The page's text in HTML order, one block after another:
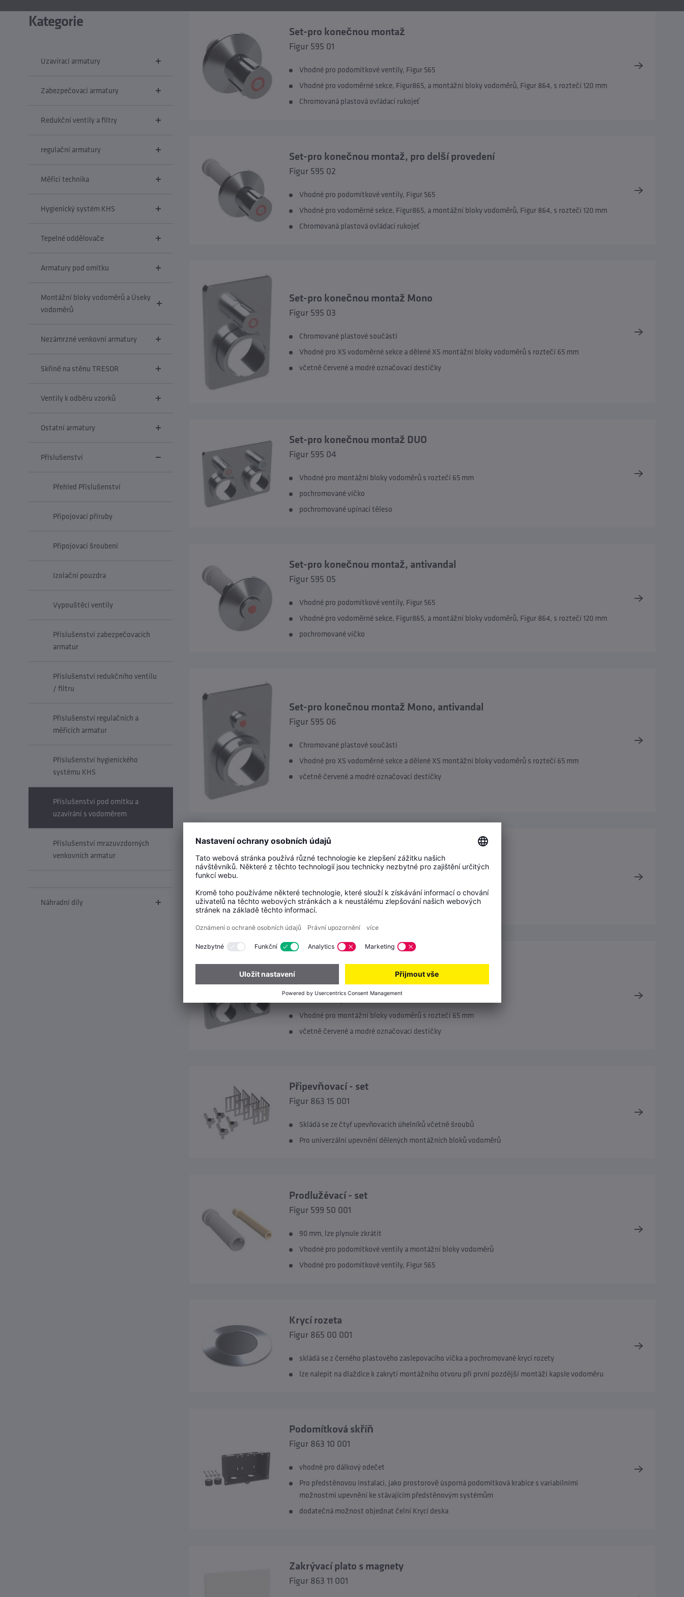
Kategorie
Uzavírací armatury
Zabezpečovací armatury
Redukční ventily a filtry
regulační armatury
Měřicí technika
Hygienický systém KHS
Tepelné oddělovače
Armatury pod omítku
Montážní bloky vodoměrů a Úseky
vodoměrů
Nezámrzné venkovní armatury
Skříně na stěnu TRESOR
Ventily k odběru vzorků
Ostatní armatury
Příslušenství
Přehled Příslušenství
Připojovací příruby
Připojovací šroubení
Izolační pouzdra
Vypouštěcí ventily
Příslušenství zabezpečovacích
armatur
Příslušenství redukčního ventilu
/ filtru
Příslušenství regulačních a
měřicích armatur
Příslušenství hygienického
systému KHS
Příslušenství pod omítku a
uzavírání s vodoměrem
Příslušenství mrazuvzdorných
venkovních armatur
Náhradní díly
Set-pro konečnou montaž
Figur 595 01
Vhodné pro podomítkové ventily, Figur 565
Vhodné pro vodoměrné sekce, Figur865, a montážní bloky vodoměrů, Figur 864, s roztečí 120 mm
Chromovaná plastová ovládací rukojeť
Set-pro konečnou montaž, pro delší provedení
Figur 595 02
Vhodné pro podomítkové ventily, Figur 565
Vhodné pro vodoměrné sekce, Figur865, a montážní bloky vodoměrů, Figur 864, s roztečí 120 mm
Chromovaná plastová ovládací rukojeť
Set-pro konečnou montaž Mono
Figur 595 03
Chromované plastové součásti
Vhodné pro XS vodoměrné sekce a dělené XS montážní bloky vodoměrů s roztečí 65 mm
včetně červené a modré označovací destičky
Set-pro konečnou montaž DUO
Figur 595 04
Vhodné pro montážní bloky vodoměrů s roztečí 65 mm
pochromované víčko
pochromované upínací těleso
Set-pro konečnou montaž, antivandal
Figur 595 05
Vhodné pro podomítkové ventily, Figur 565
Vhodné pro vodoměrné sekce, Figur865, a montážní bloky vodoměrů, Figur 864, s roztečí 120 mm
pochromované víčko
Set-pro konečnou montaž Mono, antivandal
Figur 595 06
Chromované plastové součásti
Vhodné pro XS vodoměrné sekce a dělené XS montážní bloky vodoměrů s roztečí 65 mm
včetně červené a modré označovací destičky
Nástrčný klíč
Figur B5105 500 00 005
z plastu, černé
Set-pro konečnou montaž DUO, antivandal
Figur 595 07
Chromované plastové součásti
Vhodné pro montážní bloky vodoměrů s roztečí 65 mm
včetně červené a modré označovací destičky
Připevňovací - set
Figur 863 15 001
Skládá se ze čtyř upevňovacích úhelníků včetně šroubů
Pro univerzální upevnění dělených montážních bloků vodoměrů
Prodlužévací - set
Figur 599 50 001
90 mm, lze plynule zkrátit
Vhodné pro podomítkové ventily a montážní bloky vodoměrů
Vhodné pro podomítkové ventily, Figur 565
Krycí rozeta
Figur 865 00 001
skládá se z černého plastového zaslepovacího víčka a pochromované krycí rozety
lze nalepit na dlaždice k zakrytí montážního otvoru při první pozdější montáži kapsle vodoměru
Podomítková skříň
Figur 863 10 001
vhodné pro dálkový odečet
Pro předstěnovou instalaci, jako prostorově úsporná podomítková krabice s variabilními
možnostmi upevnění ke stávajícím předstěnovým systémům
dodatečná možnost objednat čelní Krycí deska
Zakrývací plato s magnety
Figur 863 11 001